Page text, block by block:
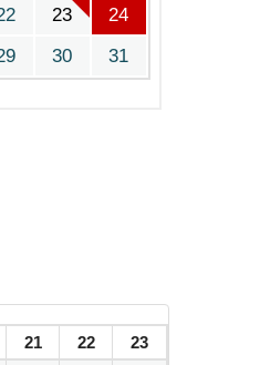
23
24
30 31
21 22 23